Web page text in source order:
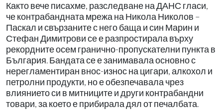
Както вече писахме, разследване на ДАНС гласи,
че контрабандната мрежа на Никола Николов –
Паскал и свързаните с него баща и син Марин и
Стефан Димитрови се е разпростирала върху
рекордните осем гранично-пропускателни пункта в
България. Бандата се е занимавала основно с
нерегламентиран внос-износ на цигари, алкохол и
петролни продукти, но е обезпечавала чрез
влиянието си в митниците и други контрабандни
товари, за което е прибирала дял от печалбата.